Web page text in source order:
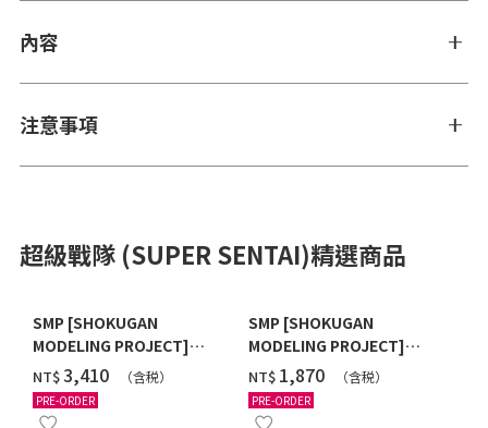
內容
注意事項
超級戰隊 (SUPER SENTAI)精選商品
SMP [SHOKUGAN
MODELING PROJECT]
POWER ANIMAL SERIES
EXTRA FULL SET W/O
GUM (WITH BONUS GIFT)
NT$‌3,410 （含税）
PRE-ORDER
SMP [SHOKUGAN
MODELING PROJECT]
HYAKUJU GATTAI
GAOKING W/O GUM
NT$ ‌1,870 （含税）
PRE-ORDER